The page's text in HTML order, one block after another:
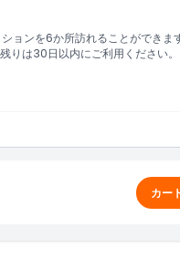
ョンを6か所訪れることができます
りは30日以内にご利用ください。
カー